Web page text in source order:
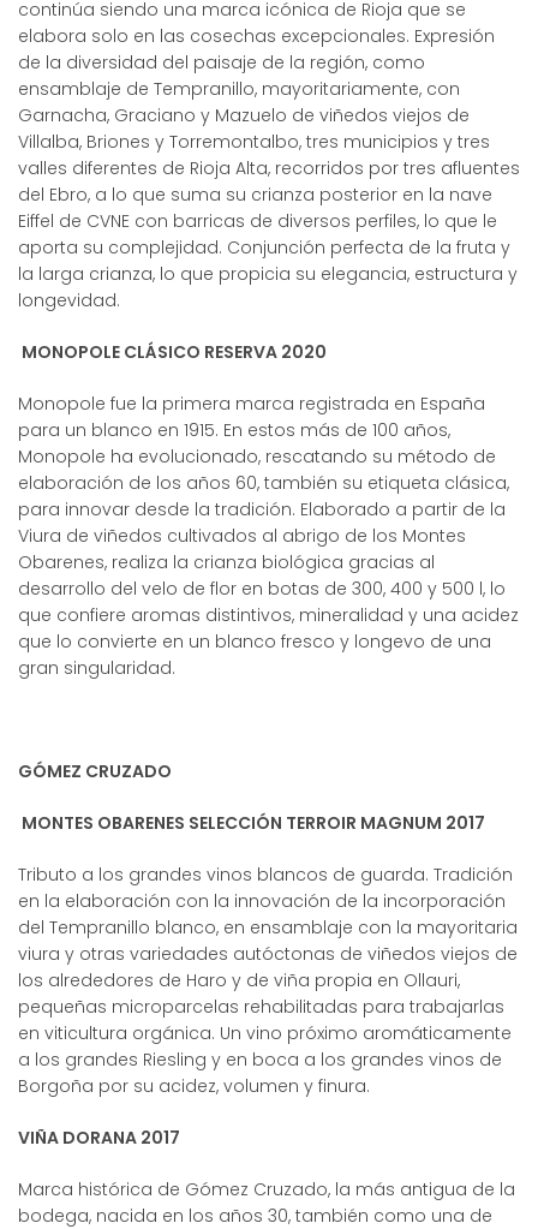
continúa siendo una marca icónica de Rioja que se
elabora solo en las cosechas excepcionales. Expresión
de la diversidad del paisaje de la región, como
ensamblaje de Tempranillo, mayoritariamente, con
Garnacha, Graciano y Mazuelo de viñedos viejos de
Villalba, Briones y Torremontalbo, tres municipios y tres
valles diferentes de Rioja Alta, recorridos por tres afluentes
del Ebro, a lo que suma su crianza posterior en la nave
Eiffel de CVNE con barricas de diversos perfiles, lo que le
aporta su complejidad. Conjunción perfecta de la fruta y
la larga crianza, lo que propicia su elegancia, estructura y
longevidad.
MONOPOLE CLÁSICO RESERVA 2020
Monopole fue la primera marca registrada en España
para un blanco en 1915. En estos más de 100 años,
Monopole ha evolucionado, rescatando su método de
elaboración de los años 60, también su etiqueta clásica,
para innovar desde la tradición. Elaborado a partir de la
Viura de viñedos cultivados al abrigo de los Montes
Obarenes, realiza la crianza biológica gracias al
desarrollo del velo de flor en botas de 300, 400 y 500 l, lo
que confiere aromas distintivos, mineralidad y una acidez
que lo convierte en un blanco fresco y longevo de una
gran singularidad.
GÓMEZ CRUZADO
MONTES OBARENES SELECCIÓN TERROIR MAGNUM 2017
Tributo a los grandes vinos blancos de guarda. Tradición
en la elaboración con la innovación de la incorporación
del Tempranillo blanco, en ensamblaje con la mayoritaria
viura y otras variedades autóctonas de viñedos viejos de
los alrededores de Haro y de viña propia en Ollauri,
pequeñas microparcelas rehabilitadas para trabajarlas
en viticultura orgánica. Un vino próximo aromáticamente
a los grandes Riesling y en boca a los grandes vinos de
Borgoña por su acidez, volumen y finura.
VIÑA DORANA 2017
Marca histórica de Gómez Cruzado, la más antigua de la
bodega, nacida en los años 30, también como una de